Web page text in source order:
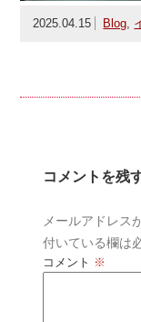
2025.04.15 Blog
コメントを残
メールアドレス
付いている欄は
コメント ※